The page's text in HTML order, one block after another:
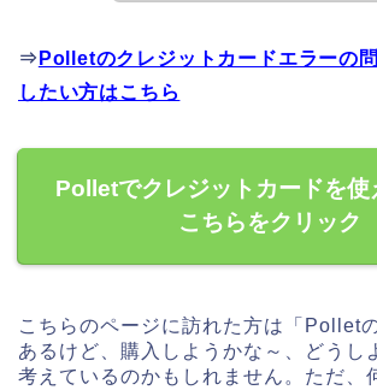
⇒ Polletのクレジットカードエラーの
したい方はこちら
Polletでクレジットカードを使
こちらをクリック
こちらのページに訪れた方は「Pollet
あるけど、購入しようかな～、どうし
考えているのかもしれません。ただ、